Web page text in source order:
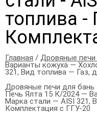
топлива -
Главная / Дровяные печи
Варианты кожуха —
321, Вид топлива — Газ,
Дровяные печи для бань
Печь Ялта 15 К/2024 —
Марка стали — AISI 321,
Комплектация с ГГУ-20